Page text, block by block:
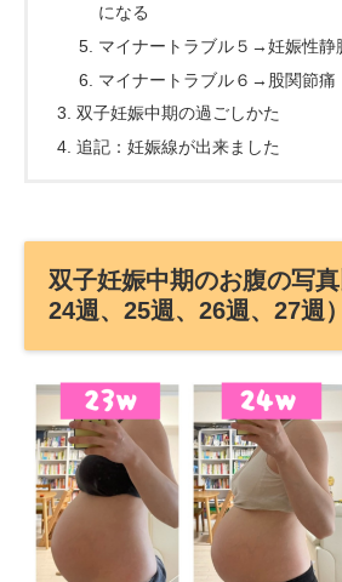
になる
マイナートラブル５→妊娠性静
マイナートラブル６→股関節痛
双子妊娠中期の過ごしかた
追記：妊娠線が出来ました
双子妊娠中期のお腹の写真
24週、25週、26週、27週）